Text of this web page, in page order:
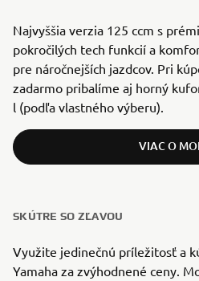
Najvyššia verzia 125 ccm s
pokročilých tech funkcií a
pre náročnejších jazdcov. Pri
zadarmo pribalíme aj horný
l (podľa vlastného výberu).
VIAC O
SKÚTRE SO ZĽAVOU
Využite jedinečnú príležitosť a
Yamaha za zvýhodnené ceny.